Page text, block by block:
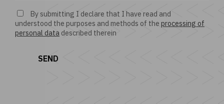
By submitting I declare that I have read and
understood the purposes and methods of the processing of
personal data described therein
SEND